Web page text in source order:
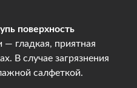
поверхность
гладкая, приятная
В случае загрязнения
салфеткой.